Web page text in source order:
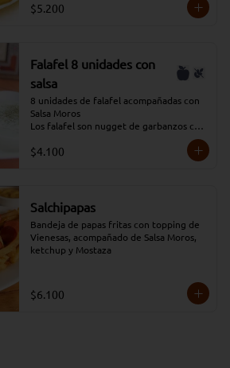
$5.200
Falafel 8 unidades con
salsa
8 unidades de falafel acompañadas con
Salsa Moros
Los falafel son nugget de garbanzos con
verduras condimentados y que se fríen
en aceite profundo.
$4.100
Salchipapas
Bandeja de papas fritas con topping de
Vienesas, acompañado de Salsa Moros,
ketchup y Mostaza
$6.100